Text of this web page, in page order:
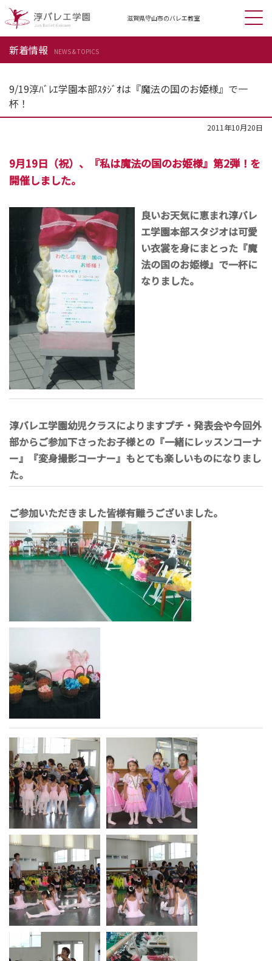
滋賀県守山市のバレエ教室
新着情報 NEWS & TOPICS
9/19淳ﾊﾞﾚｴ学園本部ｽﾀｼﾞｵは『魔法の国のお姫様』で一
杯！
2011年10月20日
9月19日（祝）、『私は魔法の国のお姫様』第2弾！を
開催しました。
良いお天気に恵まれ淳バレ
エ学園本部スタジオは可愛
い衣裳を身にまとった『魔
法の国のお姫様』で一杯に
なりました。
淳バレエ学園幼児クラスによりますプチ・発表会や今回外
部からご参加下さったお子様との『一緒にレッスンコーナ
ー』『変身撮影コーナー』もとても楽しいものになりまし
た。
ご参加いただきました皆様有難うございました。